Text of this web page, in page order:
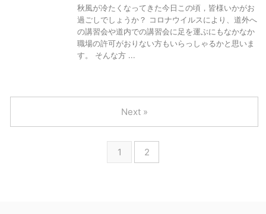
秋風が冷たくなってきた今日この頃，皆様いかがお
過ごしでしょうか？ コロナウイルスにより、道外へ
の講習会や道内での講習会に足を運ぶにもなかなか
職場の許可がおりない方もいらっしゃるかと思いま
す。 そんな方 ...
1 2
Next »